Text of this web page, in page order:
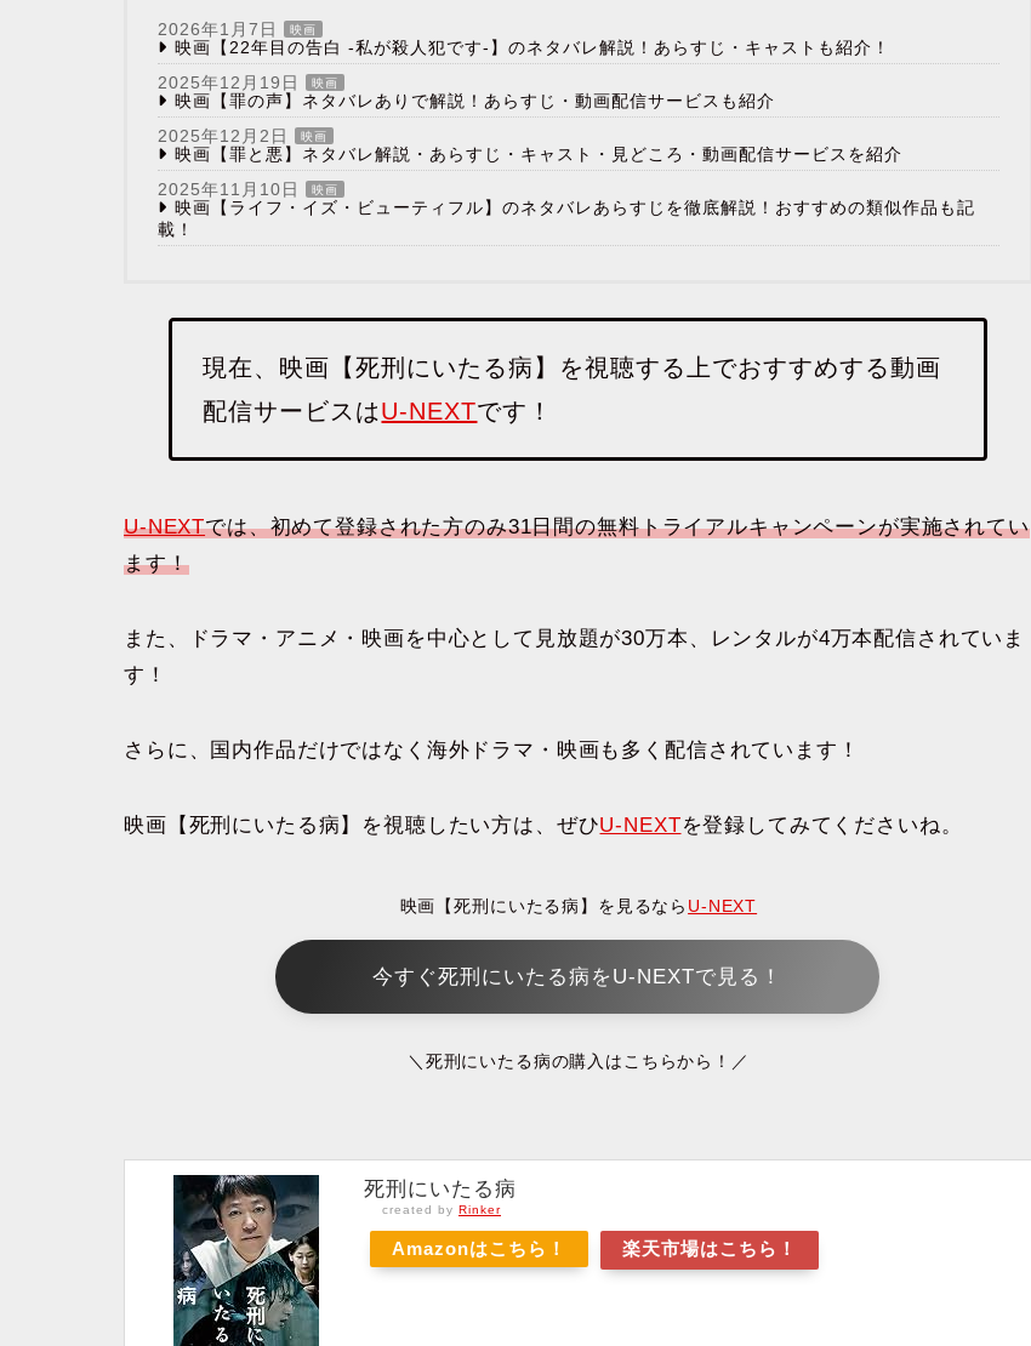
2026年1月7日 映画
映画【22年目の告白 -私が殺人犯です-】のネタバレ解説！あらすじ・キャストも紹介！
2025年12月19日
映画
映画【罪の声】ネタバレありで解説！あらすじ・動画配信サービスも紹介
2025年12月2日
映画
映画【罪と悪】ネタバレ解説・あらすじ・キャスト・見どころ・動画配信サービスを紹介
2025年11月10日
映画
映画【ライフ・イズ・ビューティフル】のネタバレあらすじを徹底解説！おすすめの類似作品も記
載！
現在、映画【死刑にいたる病】を視聴する上でおすすめする動画
配信サービスはU-NEXTです！
U-NEXTでは、初めて登録された方のみ31日間の無料トライアルキャンペーンが実施されてい
ます！
また、ドラマ・アニメ・映画を中心として見放題が30万本、レンタルが4万本配信されていま
す！
さらに、国内作品だけではなく海外ドラマ・映画も多く配信されています！
映画【死刑にいたる病】を視聴したい方は、ぜひU-NEXTを登録してみてくださいね。
映画【死刑にいたる病】を見るなら U-NEXT
今すぐ死刑にいたる病をU-NEXTで見る！
＼死刑にいたる病の購入はこちらから！／
死刑にいたる病
created by Rinker
Amazonはこちら！ 楽天市場はこちら！